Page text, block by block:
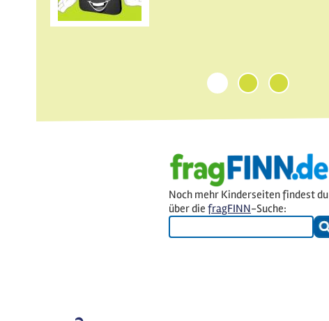
1 2 3
Noch mehr Kinderseiten findest du
über die fragFINN-Suche: